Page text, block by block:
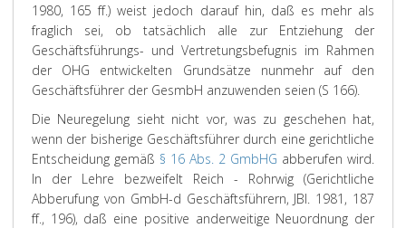
1980, 165 ff.) weist jedoch darauf hin, daß es mehr als
fraglich sei, ob tatsächlich alle zur Entziehung der
Geschäftsführungs- und Vertretungsbefugnis im Rahmen
der OHG entwickelten Grundsätze nunmehr auf den
Geschäftsführer der GesmbH anzuwenden seien (S 166).
Die Neuregelung sieht nicht vor, was zu geschehen hat,
wenn der bisherige Geschäftsführer durch eine gerichtliche
Entscheidung gemäß § 16 Abs. 2 GmbHG abberufen wird.
In der Lehre bezweifelt Reich - Rohrwig (Gerichtliche
Abberufung von GmbH-d Geschäftsführern, JBl. 1981, 187
ff., 196), daß eine positive anderweitige Neuordnung der